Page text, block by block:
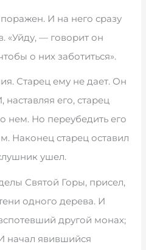
И на него сразу
«Уйду, — говорит он
о них заботиться».
Старец ему не дает. Он
наставляя его, старец
нем. Но переубедить его
Наконец старец оставил
ушел.
Святой Горы, присел,
одного дерева. И
другой монах;
начал явившийся